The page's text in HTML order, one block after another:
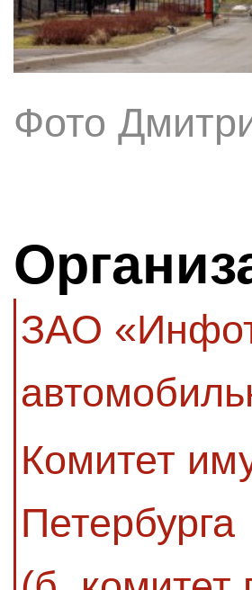
Фото
ЗАО
Комитет
Петербурга